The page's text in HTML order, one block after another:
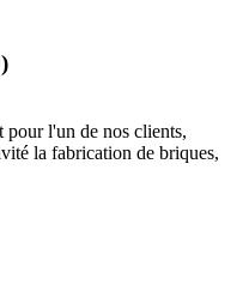
pour l'un de nos clients,
la fabrication de briques,